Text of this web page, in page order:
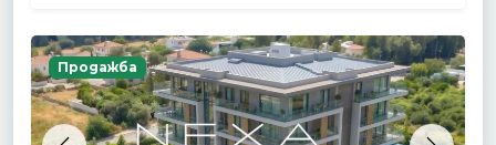
Продажба